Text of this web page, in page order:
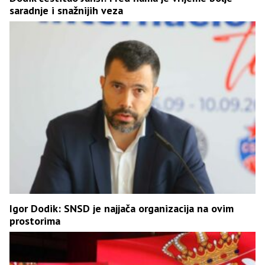
saradnje i snažnijih veza
Igor Dodik: SNSD je najjača organizacija na ovim
prostorima